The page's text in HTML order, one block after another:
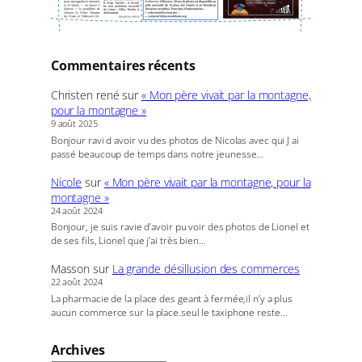
Commentaires récents
Christen rené sur« Mon père vivait par la montagne,
pour la montagne »
9 août 2025
Bonjour ravi d avoir vu des photos de Nicolas avec qui J ai
passé beaucoup de temps dans notre jeunesse…
Nicole sur« Mon père vivait par la montagne, pour la
montagne »
24 août 2024
Bonjour, je suis ravie d’avoir pu voir des photos de Lionel et
de ses fils, Lionel que j’ai très bien…
Masson sur La grande désillusion des commerces
22 août 2024
La pharmacie de la place des geant à fermée,il n’y a plus
aucun commerce sur la place.seul le taxiphone reste…
Archives